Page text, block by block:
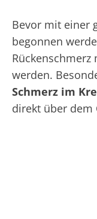
Bevor mit einer
begonnen
werden.
Schmerz im
direkt über dem